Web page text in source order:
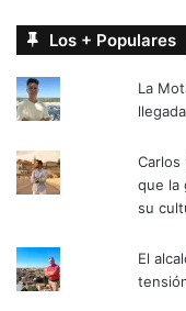
Los + Populares
La
Carlos
que la
su
El